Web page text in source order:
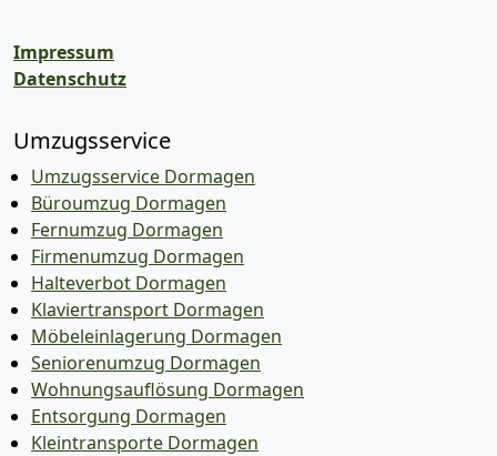
Impressum
Datenschutz
Umzugsservice
Umzugsservice Dormagen
Büroumzug Dormagen
Fernumzug Dormagen
Firmenumzug Dormagen
Halteverbot Dormagen
Klaviertransport Dormagen
Möbeleinlagerung Dormagen
Seniorenumzug Dormagen
Wohnungsauflösung Dormagen
Entsorgung Dormagen
Kleintransporte Dormagen